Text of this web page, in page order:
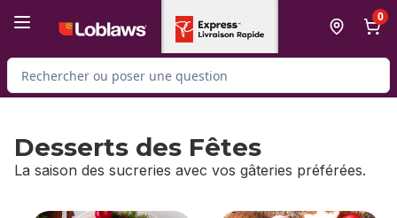
0
Rechercher des produits
Desserts des Fêtes
La saison des sucreries avec vos gâteries préférées.
sauter Desserts des Fêtes